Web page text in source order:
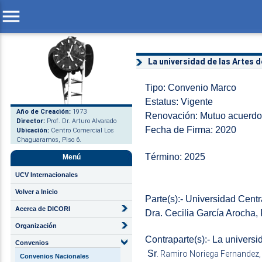
menu
Año de Creación: 1973
Director: Prof. Dr. Arturo Alvarado
Ubicación: Centro Comercial Los
Chaguaramos, Piso 6.
Menú
UCV Internacionales
Volver a Inicio
Acerca de DICORI
Organización
Convenios
Convenios Nacionales
La universidad de las Artes
Tipo: Convenio Marco
Estatus: Vigente
Renovación: Mutuo
Fecha de Firma: 2020
Término: 2025
Parte(s):- Universidad
Dra. Cecilia García Arocha,
Contraparte(s):- La
Sr. Ramiro Noriega